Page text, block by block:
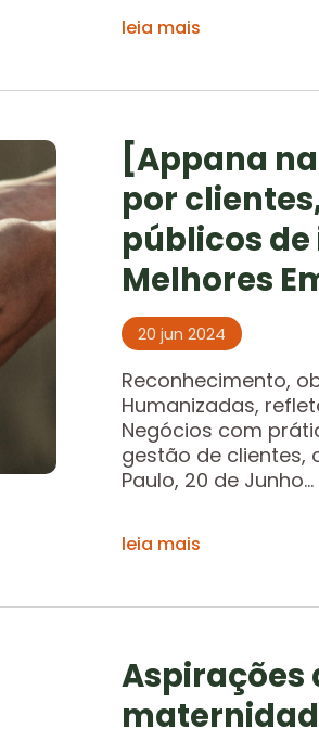
leia mais
[Appana
por
públicos
Melhores
20 jun 2024
Reconhecimento,
Humanizadas,
Negócios com
gestão de clientes,
Paulo, 20 de Junho...
leia mais
Aspirações